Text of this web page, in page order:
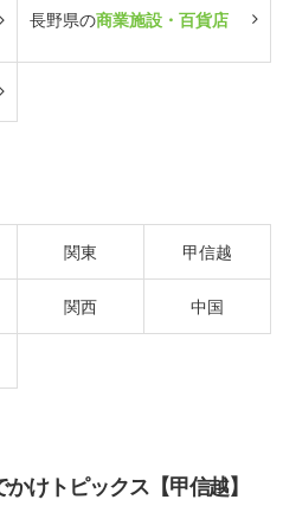
長野県の商業施設・百貨店
関東 甲信越
関西 中国
けトピックス【甲信越】